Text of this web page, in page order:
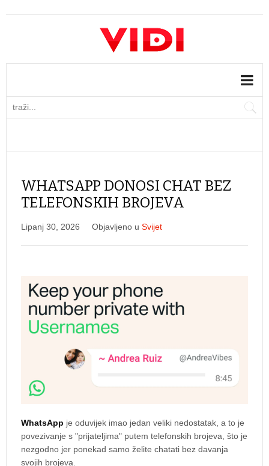
WHATSAPP DONOSI CHAT BEZ
TELEFONSKIH BROJEVA
Lipanj 30, 2026 Objavljeno u Svijet
WhatsApp je oduvijek imao jedan veliki nedostatak, a to je
povezivanje s "prijateljima" putem telefonskih brojeva, što je
nezgodno jer ponekad samo želite chatati bez davanja
svojih brojeva.